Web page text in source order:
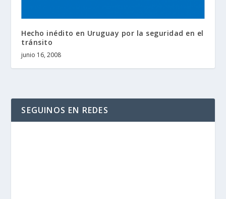
Hecho inédito en Uruguay por la seguridad en el
tránsito
junio 16, 2008
SEGUINOS EN REDES